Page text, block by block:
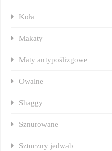
Koła
Makaty
Maty antypoślizgowe
Owalne
Shaggy
Sznurowane
Sztuczny jedwab